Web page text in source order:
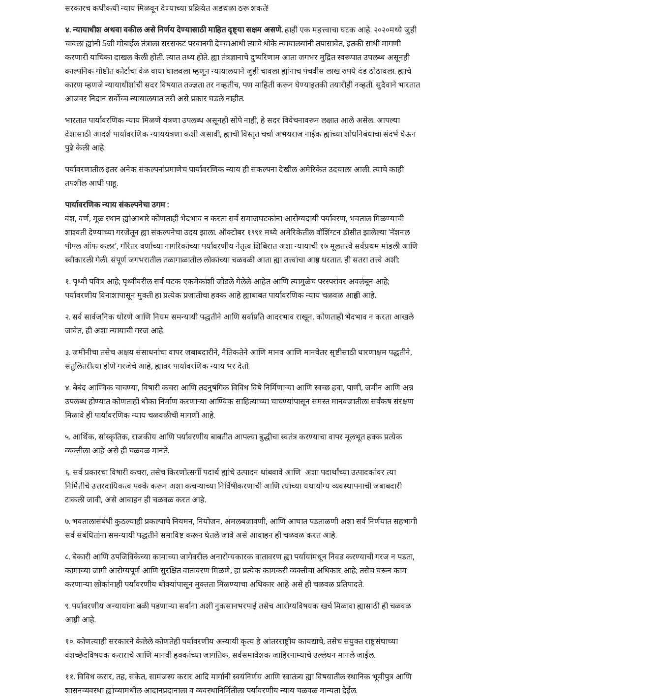
सरकारच कधीकधी न्याय मिळवून देण्याच्या प्रक्रियेत अडथळा ठरू शकते!
४. न्यायाधीश अथवा वकील असे निर्णय देण्यासाठी माहित दृष्ट्या सक्षम असणे.हाही एक महत्त्वाचा घटक आहे. २०२०मध्ये जुही
चावला ह्यांनी 5जी मोबाईल तंत्राला सरसकट परवानगी देण्याआधी त्याचे धोके न्यायालयांनी तपासावेत, इतकी साधी मागणी
करणारी याचिका दाखल केली होती. त्यात तथ्य होते. ह्या तंत्रज्ञानाचे दुष्परिणाम आता जगभर मुद्रित स्वरूपात उपलब्ध असूनही
काल्पनिक गोष्टीत कोर्टाचा वेळ वाया घालवला म्हणून न्यायालयाने जुही चावला ह्यांनाच पंचवीस लाख रुपये दंड ठोठावला. ह्याचे
कारण म्हणजे न्यायाधीशांची सदर विषयात तज्ज्ञता तर नव्हतीच, पण माहिती करून घेण्याइतकी तयारीही नव्हती. सुदैवाने भारतात
आजवर निदान सर्वोच्च न्यायालयात तरी असे प्रकार घडले नाहीत.
भारतात पार्यावरणिक न्याय मिळणे यंत्रणा उपलब्ध असूनही सोपे नाही, हे सदर विवेचनावरून लक्षात आले असेल. आपल्या
देशासाठी आदर्श पार्यावरणिक न्याययंत्रणा कशी असावी, ह्याची विस्तृत चर्चा अभयराज नाईक ह्यांच्या शोधनिबंधाचा संदर्भ घेऊन
पुढे केली आहे.
पर्यावरणातील इतर अनेक संकल्पनांप्रमाणेच पार्यावरणिक न्याय ही संकल्पना देखील अमेरिकेत उदयाला आली. त्याचे काही
तपशील आधी पाहू.
पार्यावरणिकन्याय संकल्पनेचाउगम:
वंश, वर्ण, मूळ स्थान ह्यांआधारे कोणताही भेदभाव न करता सर्व समाजघटकांना आरोग्यदायी पर्यावरण, भवताल मिळण्याची
शाश्वती देण्याच्या गरजेतून ह्या संकल्पनेचा उदय झाला. ऑक्टोबर १९९१ मध्ये अमेरिकेतील वॉशिंग्टन डीसीत झालेल्या ‘नॅशनल
पीपल ऑफ कलर’, गौरेतर वर्णाच्या नागरिकांच्या पर्यावरणीय नेतृत्व शिबिरात अशा न्यायाची १७ मूलतत्त्वे सर्वप्रथम मांडली आणि
स्वीकारली गेली. संपूर्ण जगभरातील तळागाळातील लोकांच्या चळवळी आता ह्या तत्त्वांचा आग्रह धरतात. ही सतरा तत्त्वे अशी:
१. पृथ्वी पवित्र आहे; पृथ्वीवरील सर्व घटक एकमेकांशी जोडले गेलेले आहेत आणि त्यामुळेच परस्परांवर अवलंबून आहे;
पर्यावरणीय विनाशापासून मुक्ती हा प्रत्येक प्रजातीचा हक्क आहे ह्याबाबत पार्यावरणिक न्याय चळवळ आग्रही आहे.
२. सर्व सार्वजनिक धोरणे आणि नियम समन्यायी पद्धतीने आणि सर्वांप्रति आदरभाव राखून, कोणताही भेदभाव न करता आखले
जावेत, ही अशा न्यायाची गरज आहे.
३. जमीनीचा तसेच अक्षय संसाधनांचा वापर जबाबदारीने, नैतिकतेने आणि मानव आणि मानवेतर सृष्टीसाठी धारणाक्षम पद्धतीने,
संतुलितरीत्या होणे गरजेचे आहे, ह्यावर पार्यावरणिक न्याय भर देतो.
४. बेबंद आण्विक चाचण्या, विषारी कचरा आणि तदनुषंगिक विविध विषे निर्मिणार्‍या आणि स्वच्छ हवा, पाणी, जमीन आणि अन्न
उपलब्ध होण्यात कोणताही धोका निर्माण करणार्‍या आण्विक साहित्याच्या चाचण्यांपासून समस्त मानवजातीला सर्वंकष संरक्षण
मिळावे ही पार्यावरणिक न्याय चळवळीची मागणी आहे.
५. आर्थिक, सांस्कृतिक, राजकीय आणि पर्यावरणीय बाबतीत आपल्या बुद्धीचा स्वतंत्र करण्याचा वापर मूलभूत हक्क प्रत्येक
व्यक्तीला आहे असे ही चळवळ मानते.
६. सर्व प्रकारचा विषारी कचरा, तसेच किरणोत्सर्गी पदार्थ ह्यांचे उत्पादन थांबवावे आणि अशा पदार्थांच्या उत्पादकांवर त्या
निर्मितीचे उत्तरदायिकत्व पक्के करून अशा कचर्‍याच्या निर्विषीकरणाची आणि त्यांच्या यथायोग्य व्यवस्थापनाची जबाबदारी
टाकली जावी, असे आवाहन ही चळवळ करत आहे.
७. भवतालासंबंधी कुठल्याही प्रकल्पाचे नियमन, नियोजन, अंमलबजावणी, आणि आघात पडताळणी अशा सर्व निर्णयात सहभागी
सर्व संबंधितांना समन्यायी पद्धतीने समाविष्ट करून घेतले जावे असे आवाहन ही चळवळ करत आहे.
८. बेकारी आणि उपजिविकेच्या कामाच्या जागेवरील अनारोग्यकारक वातावरण ह्या पर्यायांमधून निवड करण्याची गरज न पडता,
कामाच्या जागी आरोग्यपूर्ण आणि सुरक्षित वातावरण मिळणे, हा प्रत्येक कामकरी व्यक्तीचा अधिकार आहे; तसेच घरून काम
करणार्‍या लोकांनाही पर्यावरणीय धोक्यांपासून मुक्तता मिळण्याचा अधिकार आहे असे ही चळवळ प्रतिपादते.
९. पर्यावरणीय अन्यायांना बळी पडणार्‍या सर्वांना अशी नुकसानभरपाई तसेच आरोग्यविषयक खर्च मिळावा ह्यासाठी ही चळवळ
आग्रही आहे.
१०. कोणत्याही सरकारने केलेले कोणतेही पर्यावरणीय अन्यायी कृत्य हे आंतरराष्ट्रीय कायद्यांचे, तसेच संयुक्त राष्ट्रसंघाच्या
वंशच्छेदविषयक कराराचे आणि मानवी हक्कांच्या जागतिक, सर्वसमावेशक जाहिरनाम्याचे उल्लंघन मानले जाईल.
११. विविध करार, तह, संकेत, सामंजस्य करार आदि मार्गांनी स्वयंनिर्णय आणि स्वातंत्र्य ह्या विषयातील स्थानिक भूमीपुत्र आणि
शासनव्यवस्था ह्यांच्यामधील आदानप्रदानाला व व्यवस्थानिर्मितीला पर्यावरणीय न्याय चळवळ मान्यता देईल.